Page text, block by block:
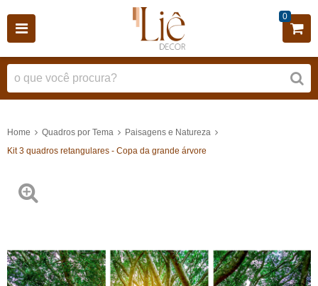
0
Home Quadros por Tema
Paisagens e Natureza
Kit 3 quadros retangulares - Copa da grande árvore